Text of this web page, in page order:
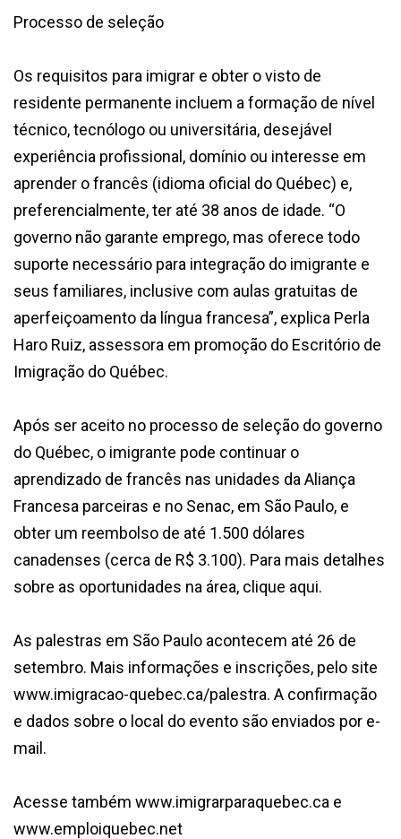
Processo de seleção
Os requisitos para imigrar e obter o visto de
residente permanente incluem a formação de nível
técnico, tecnólogo ou universitária, desejável
experiência profissional, domínio ou interesse em
aprender o francês (idioma oficial do Québec) e,
preferencialmente, ter até 38 anos de idade. “O
governo não garante emprego, mas oferece todo
suporte necessário para integração do imigrante e
seus familiares, inclusive com aulas gratuitas de
aperfeiçoamento da língua francesa”, explica Perla
Haro Ruiz, assessora em promoção do Escritório de
Imigração do Québec.
Após ser aceito no processo de seleção do governo
do Québec, o imigrante pode continuar o
aprendizado de francês nas unidades da Aliança
Francesa parceiras e no Senac, em São Paulo, e
obter um reembolso de até 1.500 dólares
canadenses (cerca de R$ 3.100). Para mais detalhes
sobre as oportunidades na área, clique aqui.
As palestras em São Paulo acontecem até 26 de
setembro. Mais informações e inscrições, pelo site
www.imigracao-quebec.ca/palestra. A confirmação
e dados sobre o local do evento são enviados por e-
mail.
Acesse também www.imigrarparaquebec.ca e
www.emploiquebec.net